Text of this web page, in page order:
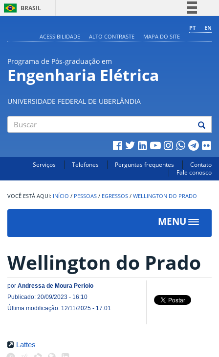
BRASIL
Comunica BR
Acesso à informação
Legislação
PT
EN
ACESSIBILIDADE
ALTO CONTRASTE MAPA DO SITE
Programa de Pós-graduação em
Engenharia Elétrica
UNIVERSIDADE FEDERAL DE UBERLÂNDIA
Serviços Telefones Perguntas frequentes
Contato
Fale conosco
INÍCIO / PESSOAS / EGRESSOS / WELLINGTON DO PRADO
MENU
Toggle
Wellington do Prado
por Andressa de Moura Periolo
Publicado: 20/09/2023 - 16:10
Última modificação: 12/11/2025 - 17:01
Lattes